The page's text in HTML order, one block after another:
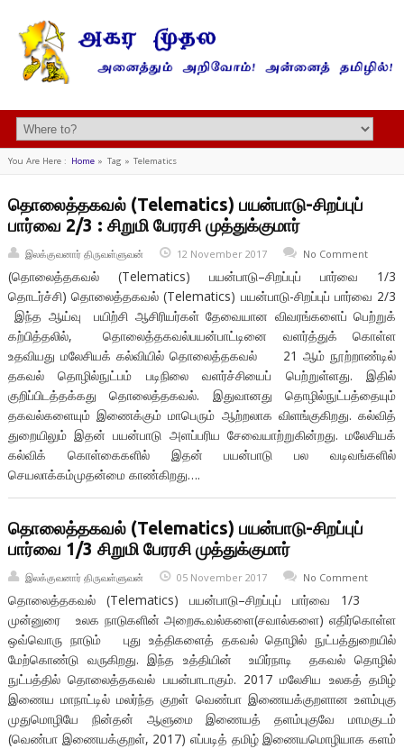
You Are Here : Home» Tag » Telematics
தொலைத்தகவல் (Telematics) பயன்பாடு-சிறப்புப்
பார்வை 2/3 : சிறுமி பேரரசி முத்துக்குமார்
இலக்குவனார் திருவள்ளுவன் 12 November 2017 No Comment
(தொலைத்தகவல் (Telematics) பயன்பாடு–சிறப்புப் பார்வை 1/3
தொடர்ச்சி) தொலைத்தகவல் (Telematics) பயன்பாடு-சிறப்புப் பார்வை 2/3
இந்த ஆய்வு பயிற்சி ஆசிரியர்கள் தேவையான விவரங்களைப் பெற்றுக்
கற்பித்தலில், தொலைத்தகவல்பயன்பாட்டினை வளர்த்துக் கொள்ள
உதவியது மலேசியக் கல்வியில் தொலைத்தகவல் 21 ஆம் நூற்றாண்டில்
தகவல் தொழில்நுட்பம் படிநிலை வளர்ச்சியைப் பெற்றுள்ளது. இதில்
குறிப்பிடத்தக்கது தொலைத்தகவல். இதுவானது தொழில்நுட்பத்தையும்
தகவல்களையும் இணைக்கும் மாபெரும் ஆற்றலாக விளங்குகிறது. கல்வித்
துறையிலும் இதன் பயன்பாடு அளப்பரிய சேவையாற்றுகின்றது. மலேசியக்
கல்விக் கொள்கைகளில் இதன் பயன்பாடு பல வடிவங்களில்
செயலாக்கம்முதன்மை காண்கிறது….
தொலைத்தகவல் (Telematics) பயன்பாடு-சிறப்புப்
பார்வை 1/3 சிறுமி பேரரசி முத்துக்குமார்
இலக்குவனார் திருவள்ளுவன் 05 November 2017 No Comment
தொலைத்தகவல் (Telematics) பயன்பாடு–சிறப்புப் பார்வை 1/3
முன்னுரை உலக நாடுகளின் அறைகூவல்களை(சவால்களை) எதிர்கொள்ள
ஒவ்வொரு நாடும் புது உத்திகளைத் தகவல் தொழில் நுட்பத்துறையில்
மேற்கொண்டு வருகிறது. இந்த உத்தியின் உயிர்நாடி தகவல் தொழில்
நுட்பத்தில் தொலைத்தகவல் பயன்பாடாகும். 2017 மலேசிய உலகத் தமிழ்
இணைய மாநாட்டில் மலர்ந்த குறள் வெண்பா இணையக்குறளான உளம்புகு
முதுமொழியே நின்தன் ஆளுமை இணையத் தளம்புகுவே மாமகுடம்
(வெண்பா இணையக்குறள், 2017) எப்படித் தமிழ் இணையமொழியாக களம்